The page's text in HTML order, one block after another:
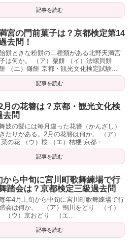
記事を読む
宮の門前菓子は？京都検定第14
去問！
飴餅ときな粉餅の二種類がある北野天満宮
は何か。 （ア）粟餅 （イ）法螺貝餅
餅 （エ）鎌餅 京都・観光文化検定試験...
記事を読む
月の花簪は？京都・観光文化検
去問
妓の髪には毎月違った花簪（かんざし）
たりがある。2月の花簪は何か。 （ア）
の花 （ウ）桜 （エ）桔梗 京都・...
記事を読む
から中旬に宮川町歌舞練場で行
踏会は？京都検定三級過去問
毎年4月上旬から中旬に宮川町歌舞練場で行
会は何か。 （ア）鴨川をどり （イ）
（ウ）京おどり （エ...
記事を読む